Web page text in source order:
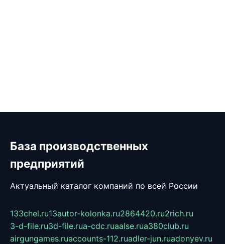
База производственных
предприятий
Актуальный каталог компаний по всей России
133chel.ru13autor-kolonka.ru2864420.ru2rich.ru
3-d-file.ru3d-file.rua-cdc.ruaalse.rua380club.ru
airgungames.ruaccounts-112.ruadler-jun.ruadonyev.ru